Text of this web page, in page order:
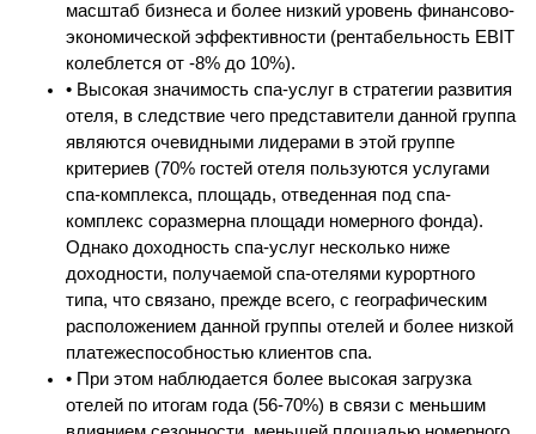
масштаб бизнеса и более низкий уровень финансово-
экономической эффективности (рентабельность EBIT
колеблется от -8% до 10%).
• Высокая значимость спа-услуг в стратегии развития
отеля, в следствие чего представители данной группа
являются очевидными лидерами в этой группе
критериев (70% гостей отеля пользуются услугами
спа-комплекса, площадь, отведенная под спа-
комплекс соразмерна площади номерного фонда).
Однако доходность спа-услуг несколько ниже
доходности, получаемой спа-отелями курортного
типа, что связано, прежде всего, с географическим
расположением данной группы отелей и более низкой
платежеспособностью клиентов спа.
• При этом наблюдается более высокая загрузка
отелей по итогам года (56-70%) в связи с меньшим